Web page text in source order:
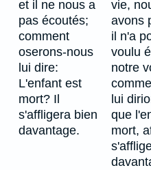
et il ne nous a
pas écoutés;
comment
oserons-nous
lui dire:
L'enfant est
mort? Il
s'affligera bien
davantage.
vie,
avons
il n'a
voulu
notre
lui
que
mort,